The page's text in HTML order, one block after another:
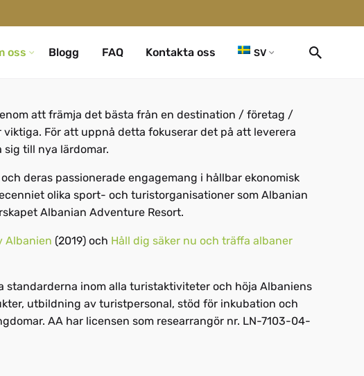
oss Blogg FAQ Kontakta oss SV
att främja det bästa från en destination / företag /
För att uppnå detta fokuserar det på att leverera
till nya lärdomar.
deras passionerade engagemang i hållbar ekonomisk
olika sport- och turistorganisationer som Albanian
Albanian Adventure Resort.
Albanien (2019) och Håll dig säker nu och träffa albaner
inom alla turistaktiviteter och höja Albaniens
utbildning av turistpersonal, stöd för inkubation och
AA har licensen som researrangör nr. LN-7103-04-